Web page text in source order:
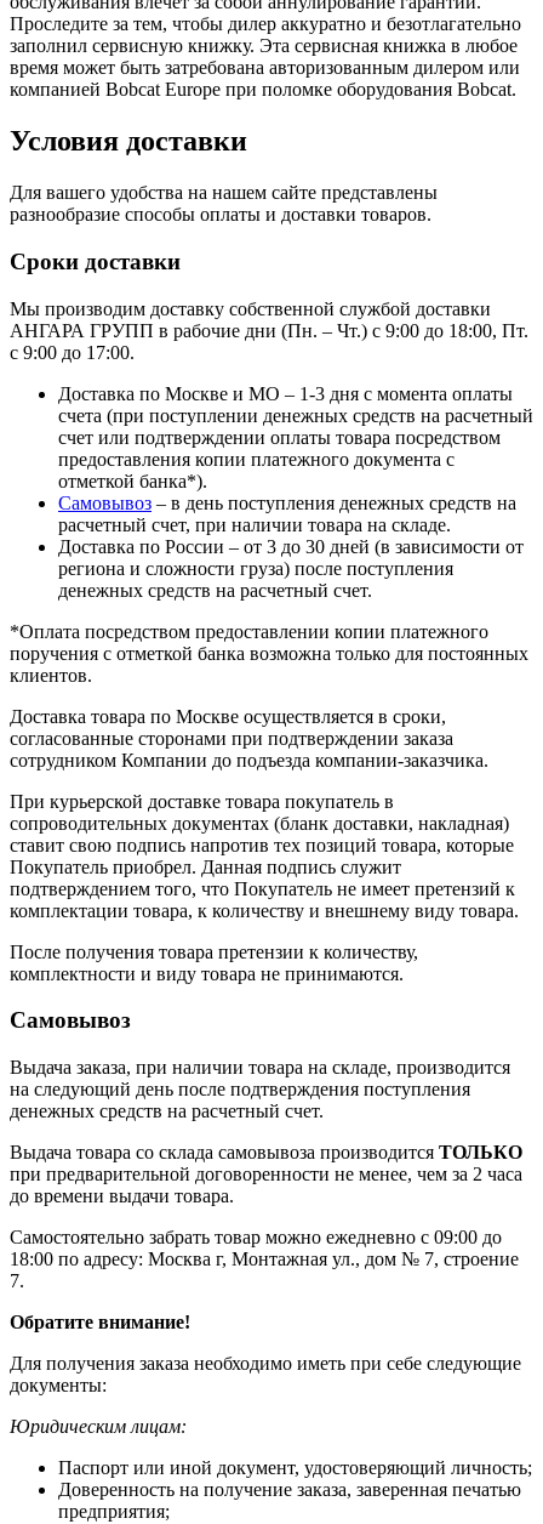
Проследите за тем, чтобы дилер аккуратно и безотлагательно
заполнил сервисную книжку. Эта сервисная книжка в любое
время может быть затребована авторизованным дилером или
компанией Bobcat Europe при поломке оборудования Bobcat.
Условия доставки
Для вашего удобства на нашем сайте представлены
разнообразие способы оплаты и доставки товаров.
Сроки доставки
Мы производим доставку собственной службой доставки
АНГАРА ГРУПП в рабочие дни (Пн. – Чт.) с 9:00 до 18:00, Пт.
с 9:00 до 17:00.
Доставка по Москве и МО – 1-3 дня с момента оплаты
счета (при поступлении денежных средств на расчетный
счет или подтверждении оплаты товара посредством
предоставления копии платежного документа с
отметкой банка*).
Самовывоз – в день поступления денежных средств на
расчетный счет, при наличии товара на складе.
Доставка по России – от 3 до 30 дней (в зависимости от
региона и сложности груза) после поступления
денежных средств на расчетный счет.
*Оплата посредством предоставлении копии платежного
поручения с отметкой банка возможна только для постоянных
клиентов.
Доставка товара по Москве осуществляется в сроки,
согласованные сторонами при подтверждении заказа
сотрудником Компании до подъезда компании-заказчика.
При курьерской доставке товара покупатель в
сопроводительных документах (бланк доставки, накладная)
ставит свою подпись напротив тех позиций товара, которые
Покупатель приобрел. Данная подпись служит
подтверждением того, что Покупатель не имеет претензий к
комплектации товара, к количеству и внешнему виду товара.
После получения товара претензии к количеству,
комплектности и виду товара не принимаются.
Самовывоз
Выдача заказа, при наличии товара на складе, производится
на следующий день после подтверждения поступления
денежных средств на расчетный счет.
Выдача товара со склада самовывоза производится ТОЛЬКО
при предварительной договоренности не менее, чем за 2 часа
до времени выдачи товара.
Самостоятельно забрать товар можно ежедневно с 09:00 до
18:00 по адресу: Москва г, Монтажная ул., дом № 7, строение
7.
Обратите внимание!
Для получения заказа необходимо иметь при себе следующие
документы:
Юридическим лицам:
Паспорт или иной документ, удостоверяющий личность;
Доверенность на получение заказа, заверенная печатью
предприятия;